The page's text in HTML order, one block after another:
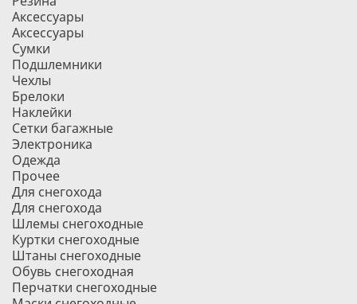
Аксессуары
Аксессуары
Сумки
Подшлемники
Чехлы
Брелоки
Наклейки
Сетки багажные
Электроника
Одежда
Прочее
Для снегохода
Для снегохода
Шлемы снегоходные
Куртки снегоходные
Штаны снегоходные
Обувь снегоходная
Перчатки снегоходные